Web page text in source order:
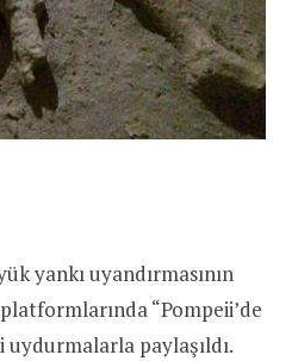
yankı uyandırmasının
“Pompeii’de
uydurmalarla paylaşıldı.